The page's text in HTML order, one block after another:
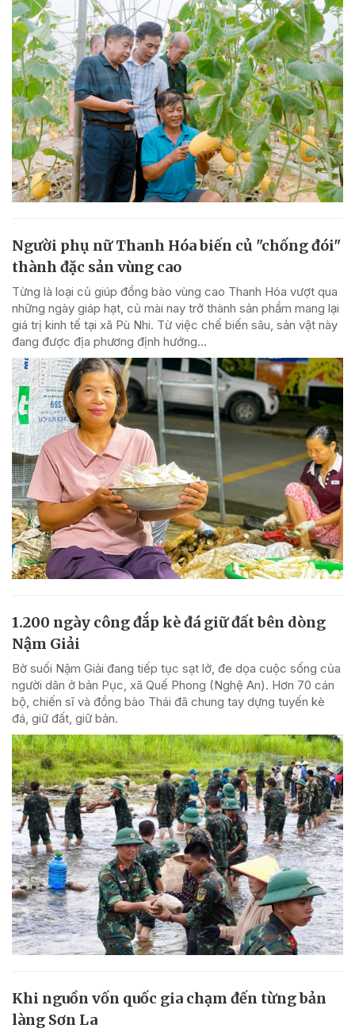
Người phụ nữ Thanh Hóa biến củ "chống đói"
thành đặc sản vùng cao
Từng là loại củ giúp đồng bào vùng cao Thanh Hóa vượt qua
những ngày giáp hạt, củ mài nay trở thành sản phẩm mang lại
giá trị kinh tế tại xã Pù Nhi. Từ việc chế biến sâu, sản vật này
đang được địa phương định hướng...
1.200 ngày công đắp kè đá giữ đất bên dòng
Nậm Giải
Bờ suối Nậm Giải đang tiếp tục sạt lở, đe dọa cuộc sống của
người dân ở bản Pục, xã Quế Phong (Nghệ An). Hơn 70 cán
bộ, chiến sĩ và đồng bào Thái đã chung tay dựng tuyến kè
đá, giữ đất, giữ bản.
Khi nguồn vốn quốc gia chạm đến từng bản
làng Sơn La